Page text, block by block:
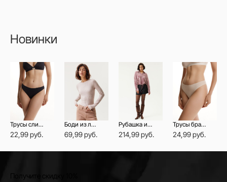
Новинки
Трусы слип со средней линией талии NIGHT SHADOW
22,99 руб.
Боди из лиоцелла с длинными рукавами
69,99 руб.
Рубашка из фланели в клетку на кулиске
214,99 руб.
Трусы бразилиана из бамбука со средней линией талии DOUBLE LINES
24,99 руб.
Получите скидку 10%